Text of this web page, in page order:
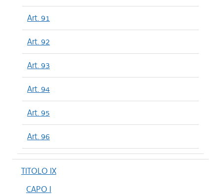
Art. 91
Art. 92
Art. 93
Art. 94
Art. 95
Art. 96
TITOLO IX
CAPO I